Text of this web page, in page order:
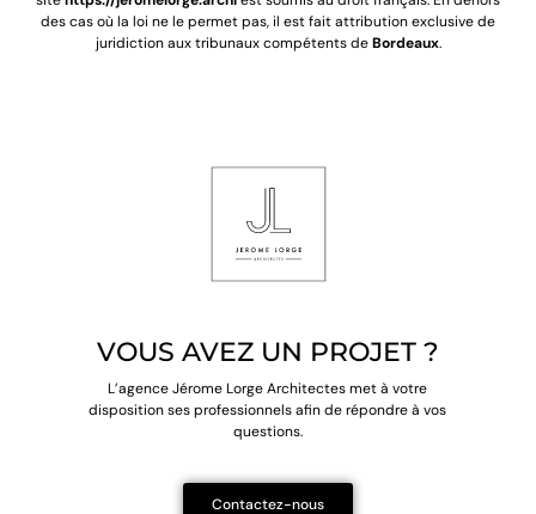
des cas où la loi ne le permet pas, il est fait attribution exclusive de
juridiction aux tribunaux compétents de Bordeaux.
VOUS AVEZ UN PROJET ?
L’agence Jérome Lorge Architectes met à votre
dispositionses professionnels afin de répondre à vos
questions.
Contactez-nous